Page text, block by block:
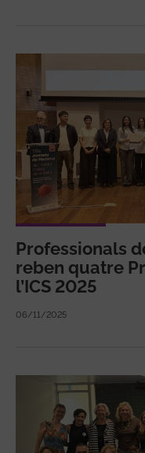
Professionals
reben quatre
l’ICS 2025
06/11/2025